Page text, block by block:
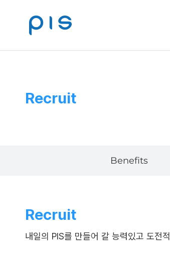
Recruit
Benefits
Recruit
내일의 PIS를 만들어 갈 능력있고 도전